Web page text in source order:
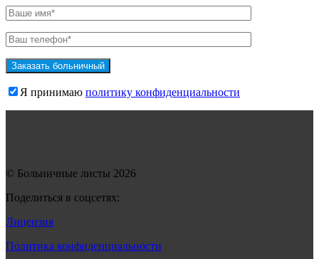
Я принимаю политику конфиденциальности
© Больничные листы 2026
Поделиться в соцсетях:
Лицензия
Политика конфиденциальности